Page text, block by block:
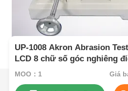
UP-1008 Akron Abrasion
LCD 8 chữ số góc nghiêng
trọng lượng tải kép 2LB /
MOQ：1